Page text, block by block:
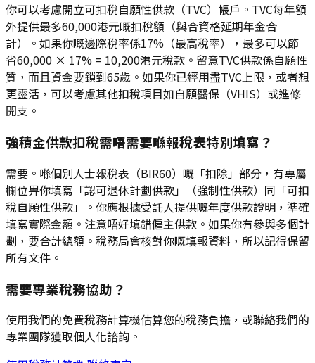
你可以考慮開立可扣稅自願性供款（TVC）帳戶。TVC每年額
外提供最多60,000港元嘅扣稅額（與合資格延期年金合
計）。如果你嘅邊際稅率係17%（最高稅率），最多可以節
省60,000 × 17% = 10,200港元稅款。留意TVC供款係自願性
質，而且資金要鎖到65歲。如果你已經用盡TVC上限，或者想
更靈活，可以考慮其他扣稅項目如自願醫保（VHIS）或進修
開支。
強積金供款扣稅需唔需要喺報稅表特別填寫？
需要。喺個別人士報稅表（BIR60）嘅「扣除」部分，有專屬
欄位畀你填寫「認可退休計劃供款」（強制性供款）同「可扣
稅自願性供款」。你應根據受託人提供嘅年度供款證明，準確
填寫實際金額。注意唔好填錯僱主供款。如果你有參與多個計
劃，要合計總額。稅務局會核對你嘅填報資料，所以記得保留
所有文件。
需要專業稅務協助？
使用我們的免費稅務計算機估算您的稅務負擔，或聯絡我們的
專業團隊獲取個人化諮詢。